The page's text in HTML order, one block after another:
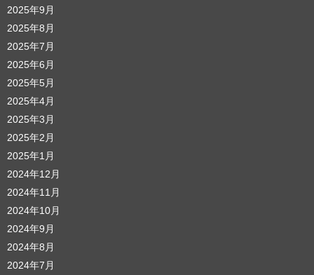
2025年9月
2025年8月
2025年7月
2025年6月
2025年5月
2025年4月
2025年3月
2025年2月
2025年1月
2024年12月
2024年11月
2024年10月
2024年9月
2024年8月
2024年7月